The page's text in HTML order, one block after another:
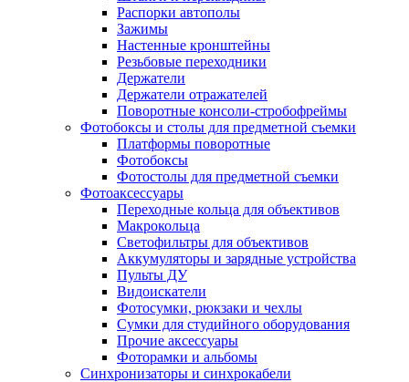
Распорки автополы
Зажимы
Настенные кронштейны
Резьбовые переходники
Держатели
Держатели отражателей
Поворотные консоли-стробофреймы
Фотобоксы и столы для предметной съемки
Платформы поворотные
Фотобоксы
Фотостолы для предметной съемки
Фотоаксессуары
Переходные кольца для объективов
Макрокольца
Светофильтры для объективов
Аккумуляторы и зарядные устройства
Пульты ДУ
Видоискатели
Фотосумки, рюкзаки и чехлы
Сумки для студийного оборудования
Прочие аксессуары
Фоторамки и альбомы
Синхронизаторы и синхрокабели